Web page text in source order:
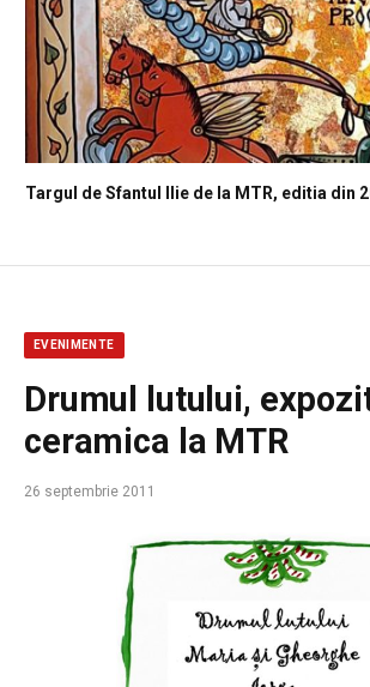
Targul de Sfantul Ilie de la MTR, editia din
EVENIMENTE
Drumul lutului,
ceramica la MTR
26 septembrie 2011